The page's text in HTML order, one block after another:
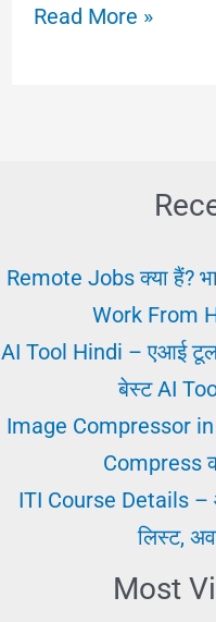
Naukari
नौकरी
प्रकार
परिभाषा
फायदे
Read More »
Remote Jobs क्या हैं?
Work From
AI Tool Hindi – एआई टूल
बेस्ट AI
Image Compressor
Compress
ITI Course Details –
लिस्ट,
Most